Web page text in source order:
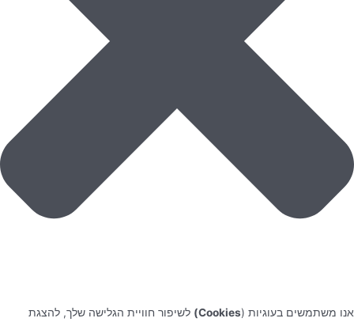
אנו משתמשים בעוגיות (Cookies)
לשיפור חוויית הגלישה שלך, להצגת